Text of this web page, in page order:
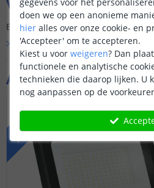
Aanvullende
P
E
R
M
A
N
E
N
T
I
N
P
R
I
J
S
V
E
R
L
A
A
G
D
Er is nog geen vraag gesteld over
Bekijk alle Vraag & antwoord
doen we op een anonieme
hier alles over onze cookie- en
'Accepteer' om te accepteren.
Kiest u voor weigeren? Dan
functionele en analytische
technieken die daarop lijken. U
nog aanpassen op de